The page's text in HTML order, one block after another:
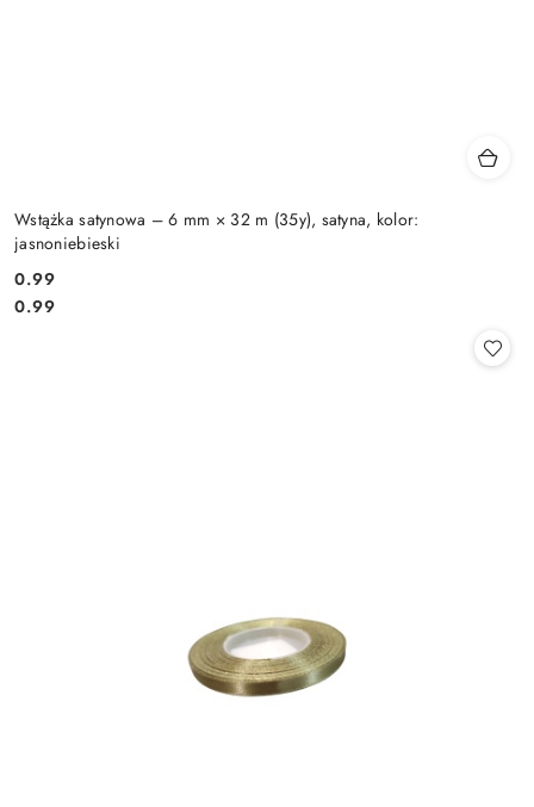
Wstążka satynowa – 6 mm × 32 m (35y), satyna, kolor:
jasnoniebieski
Cena:
0.99
Cena:
0.99